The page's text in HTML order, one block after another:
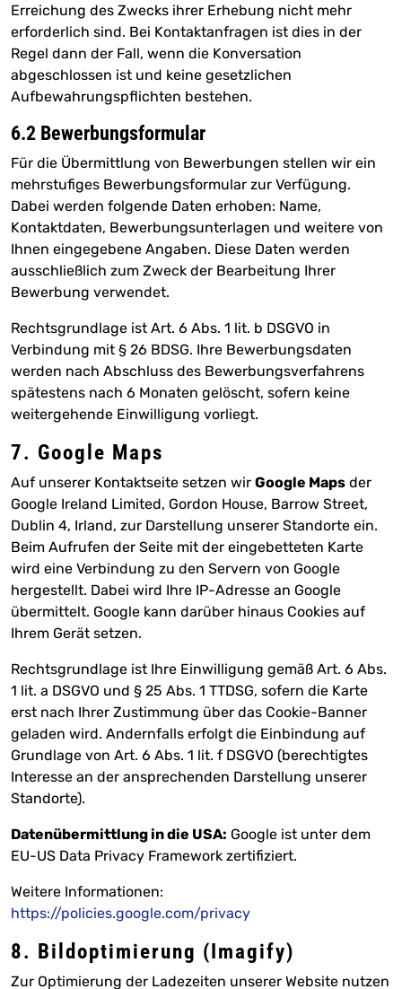
Erreichung des Zwecks ihrer Erhebung nicht mehr
erforderlich sind. Bei Kontaktanfragen ist dies in der
Regel dann der Fall, wenn die Konversation
abgeschlossen ist und keine gesetzlichen
Aufbewahrungspflichten bestehen.
6.2 Bewerbungsformular
Für die Übermittlung von Bewerbungen stellen wir ein
mehrstufiges Bewerbungsformular zur Verfügung.
Dabei werden folgende Daten erhoben: Name,
Kontaktdaten, Bewerbungsunterlagen und weitere von
Ihnen eingegebene Angaben. Diese Daten werden
ausschließlich zum Zweck der Bearbeitung Ihrer
Bewerbung verwendet.
Rechtsgrundlage ist Art. 6 Abs. 1 lit. b DSGVO in
Verbindung mit § 26 BDSG. Ihre Bewerbungsdaten
werden nach Abschluss des Bewerbungsverfahrens
spätestens nach 6 Monaten gelöscht, sofern keine
weitergehende Einwilligung vorliegt.
7. Google Maps
Auf unserer Kontaktseite setzen wir Google Maps der
Google Ireland Limited, Gordon House, Barrow Street,
Dublin 4, Irland, zur Darstellung unserer Standorte ein.
Beim Aufrufen der Seite mit der eingebetteten Karte
wird eine Verbindung zu den Servern von Google
hergestellt. Dabei wird Ihre IP-Adresse an Google
übermittelt. Google kann darüber hinaus Cookies auf
Ihrem Gerät setzen.
Rechtsgrundlage ist Ihre Einwilligung gemäß Art. 6 Abs.
1 lit. a DSGVO und § 25 Abs. 1 TTDSG, sofern die Karte
erst nach Ihrer Zustimmung über das Cookie-Banner
geladen wird. Andernfalls erfolgt die Einbindung auf
Grundlage von Art. 6 Abs. 1 lit. f DSGVO (berechtigtes
Interesse an der ansprechenden Darstellung unserer
Standorte).
Datenübermittlung in die USA: Google ist unter dem
EU-US Data Privacy Framework zertifiziert.
Weitere Informationen:
https://policies.google.com/privacy
8. Bildoptimierung (Imagify)
Zur Optimierung der Ladezeiten unserer Website nutzen